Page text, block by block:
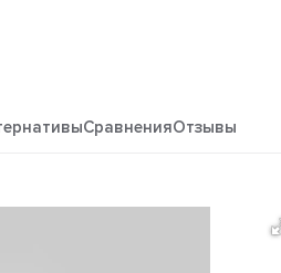
СравненияОтзывы